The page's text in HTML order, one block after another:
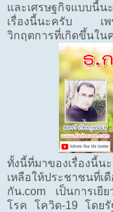
และเศรษฐกิจแบบนี้
เรื่องนี้นะครับ เพร
วิกฤตการที่เกิดขึ้นใน
ทั้งนี้ที่มาของเรื่องนี้น
เหลือให้ประชาชนที่เ
กัน.com เป็นการเยี
โรค โควิด-19 โดย